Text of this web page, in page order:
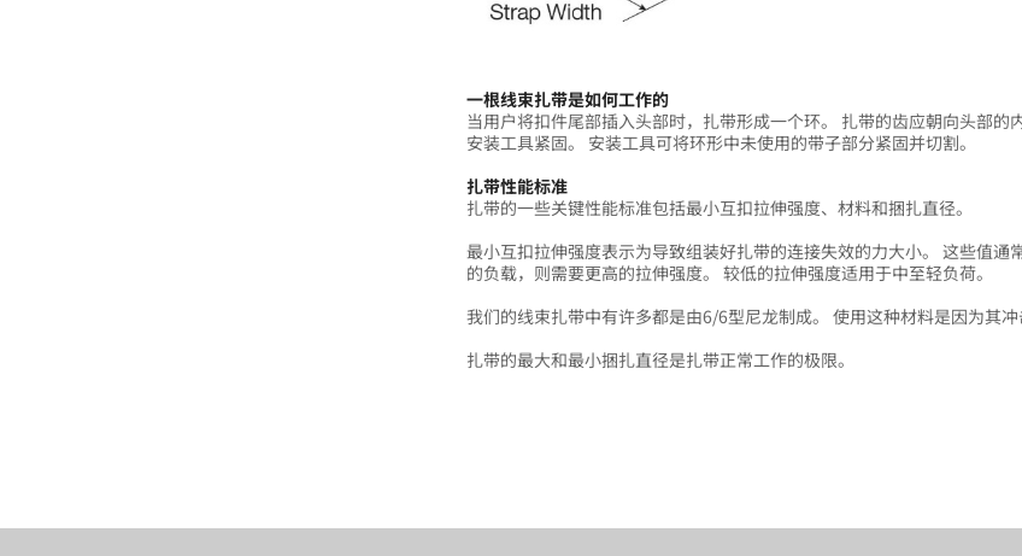
一根线束扎带是如何工作的
当用户将扣件尾部插入头部时，扎带形成一个环。 扎带的齿应朝向头部
安装工具紧固。 安装工具可将环形中未使用的带子部分紧固并切割。
扎带性能标准
扎带的一些关键性能标准包括最小互扣拉伸强度、材料和捆扎直径。
最小互扣拉伸强度表示为导致组装好扎带的连接失效的力大小。 这些值
的负载，则需要更高的拉伸强度。 较低的拉伸强度适用于中至轻负荷。
我们的线束扎带中有许多都是由6/6型尼龙制成。 使用这种材料是因为其冲
扎带的最大和最小捆扎直径是扎带正常工作的极限。